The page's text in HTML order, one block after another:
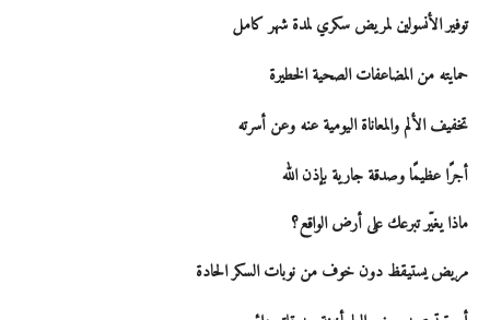
توفير الأنسولين لمريض سكري لمدة شهر كامل
حمايته من المضاعفات الصحية الخطيرة
تخفيف الألم والمعاناة اليومية عنه وعن أسرته
أجرًا عظيمًا وصدقة جارية بإذن الله
ماذا يغيّر تبرعك على أرض الواقع؟
مريض يستيقظ دون خوف من نوبات السكر الحادة